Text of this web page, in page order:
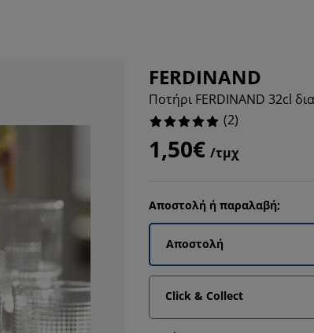
FERDINAND
Ποτήρι FERDINAND 32cl
(2)
1,50€ /τμχ
Αποστολή ή παραλαβή;
Αποστολή
Click & Collect